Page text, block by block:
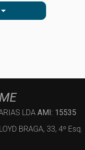
LDA AMI: 15535
BRAGA, 33, 4º Esq.